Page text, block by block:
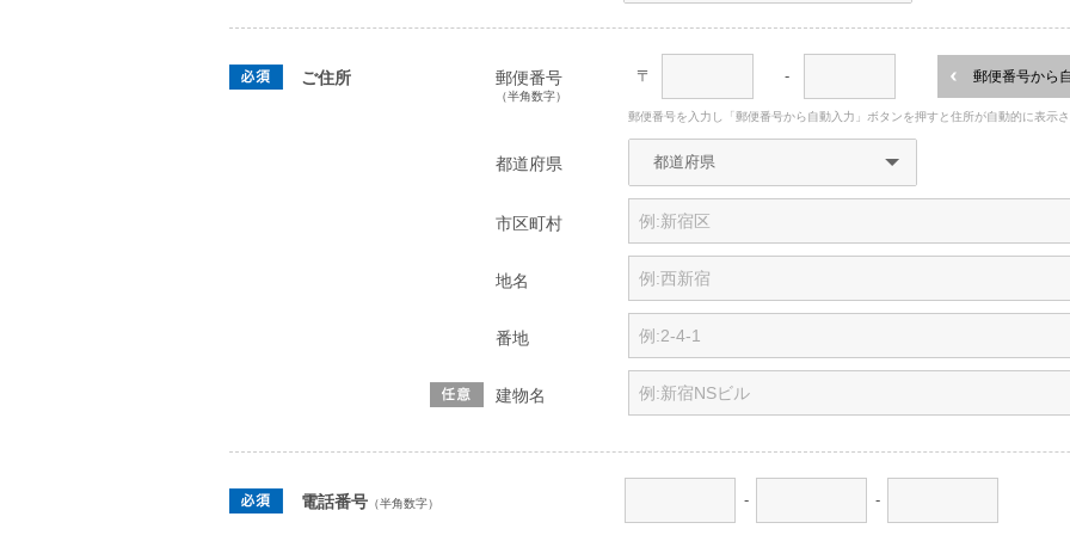
ご住所 郵便番号
（半角数字）
〒 - 郵便番号から
郵便番号を入力し「郵便番号から自動入力」ボタンを押すと住所が自動的に表示さ
都道府県
市区町村
地名
番地
建物名
電話番号 （半角数字） - -